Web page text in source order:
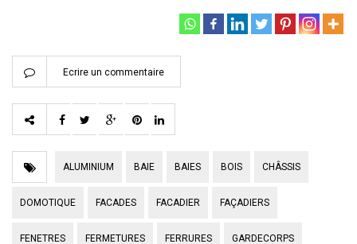
Ecrire un commentaire
ALUMINIUM BAIE BAIES BOIS CHÂSSIS
DOMOTIQUE FACADES FACADIER FAÇADIERS
FENETRES FERMETURES FERRURES GARDECORPS